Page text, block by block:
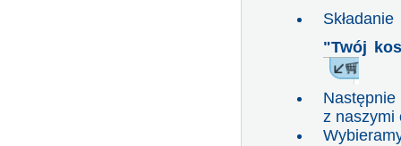
"Twój
z naszymi